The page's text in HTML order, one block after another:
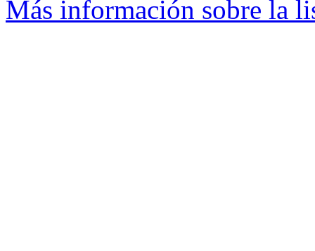
Más información sobre la